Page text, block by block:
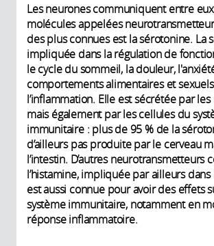
Les neurones communiquent entre
molécules appelées
des plus connues est la sérotonine. La
impliquée dans la régulation de
le cycle du sommeil, la douleur,
comportements alimentaires et
l’inflammation. Elle est sécrétée par
mais également par les cellules du
immunitaire : plus de 95 % de la
d’ailleurs pas produite par le cerveau
l’intestin. D’autres neurotransmetteurs
l’histamine, impliquée par ailleurs dans
est aussi connue pour avoir des effets
système immunitaire, notamment en
réponse inflammatoire.